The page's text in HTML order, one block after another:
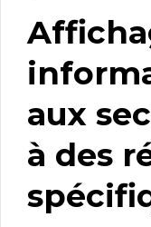
aux
à des